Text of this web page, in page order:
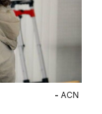
- ACN